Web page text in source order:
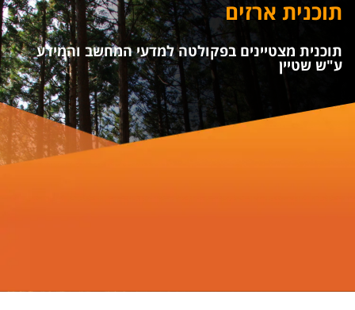
תוכנית ארזים
תוכנית מצטיינים בפקולטה למדעי המחשב והמידע
ע"ש שטיין